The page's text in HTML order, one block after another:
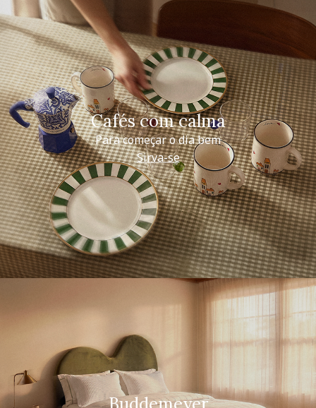
Cafés com calma
Para começar o dia bem
Sirva-se